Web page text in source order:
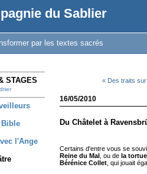
du Sablier
par les textes sacrés
STAGES
Bible
l'Ange
« Des traits sur
16/05/2010
Du Châtelet à
Certains d'entre vous se
Reine du Mal, ou de la tortue
Bérénice Collet, qui jouait